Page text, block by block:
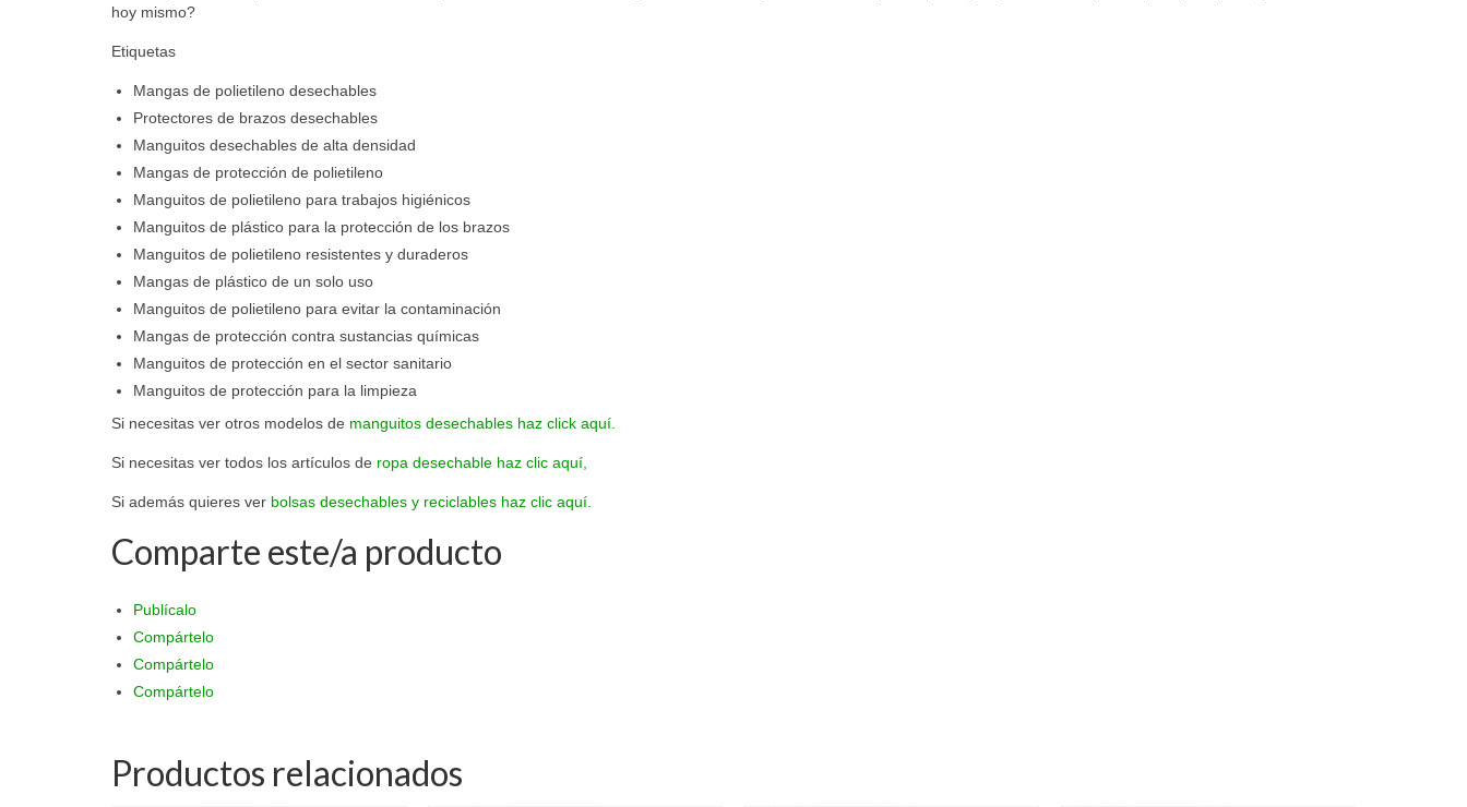
hoy mismo?
Etiquetas
Mangas de polietileno desechables
Protectores de brazos desechables
Manguitos desechables de alta densidad
Mangas de protección de polietileno
Manguitos de polietileno para trabajos higiénicos
Manguitos de plástico para la protección de los brazos
Manguitos de polietileno resistentes y duraderos
Mangas de plástico de un solo uso
Manguitos de polietileno para evitar la contaminación
Mangas de protección contra sustancias químicas
Manguitos de protección en el sector sanitario
Manguitos de protección para la limpieza
Si necesitas ver otros modelos de manguitos desechables haz click aquí.
Si necesitas ver todos los artículos de ropa desechable haz clic aquí,
Si además quieres ver bolsas desechables y reciclables haz clic aquí.
Comparte este/a producto
Publícalo
Compártelo
Compártelo
Compártelo
Productos relacionados